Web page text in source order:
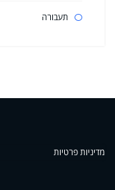
תעבורה
מדיניות פרטיות